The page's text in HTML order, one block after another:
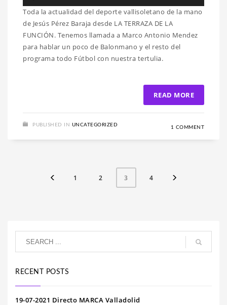
audio
Toda la actualidad del deporte vallisoletano de la mano
de Jesús Pérez Baraja desde LA TERRAZA DE LA
FUNCIÓN. Tenemos llamada a Marco Antonio Mendez
para hablar un poco de Balonmano y el resto del
programa todo Fútbol con nuestra tertulia.
READ MORE
PUBLISHED IN UNCATEGORIZED 1 COMMENT
1 2 3 4
RECENT POSTS
19-07-2021 Directo MARCA Valladolid